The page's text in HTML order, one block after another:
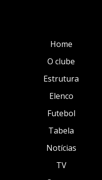
Home
O clube
Estrutura
Elenco
Futebol
Tabela
Notícias
TV